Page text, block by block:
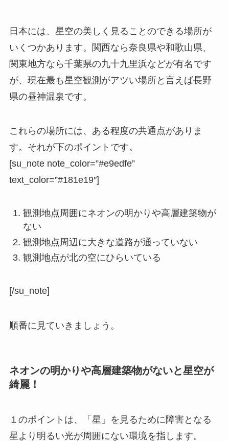
日本には、星空の美しく見ることのできる場所が
いくつかあります。関西なら奈良県や和歌山県、
関東地方なら千葉県の九十九里浜などが有名です
が、現在最も星空観測がアツい場所と言えば長野
県の昼神温泉です。
これらの場所には、ある程度の共通点がありま
す。それが下のポイントです。
[su_note note_color=”#e9edfe”
text_color=”#181e19″]
観測地点周囲にネオンの明かりや高層建築物が
ない
観測地点周辺に大きな道路が通っていない
観測地点が北の空にひらいている
[/su_note]
順番に見ていきましょう。
ネオンの明かりや高層建築物がないと星空が
綺麗！
１のポイントは、「星」を見るために障害となる
星より明るい光が周囲にない環境を指します。